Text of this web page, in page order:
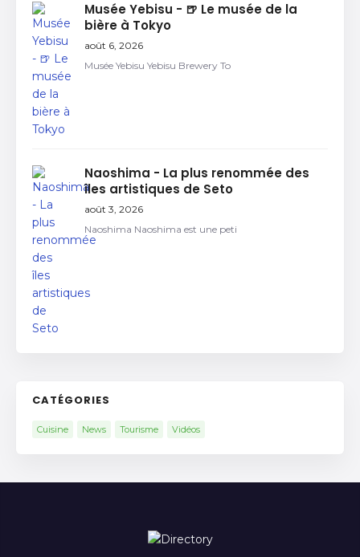
Musée Yebisu - 🍺 Le musée de la
bière à Tokyo
août 6, 2026
Musée Yebisu Yebisu Brewery To
Naoshima - La plus renommée des
îles artistiques de Seto
août 3, 2026
Naoshima Naoshima est une peti
CATÉGORIES
Cuisine News Tourisme Vidéos